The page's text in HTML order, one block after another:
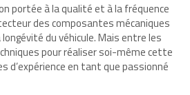
portée à la qualité et à la fréquence
des composantes mécaniques
du véhicule. Mais entre les
pour réaliser soi-même cette
d’expérience en tant que passionné